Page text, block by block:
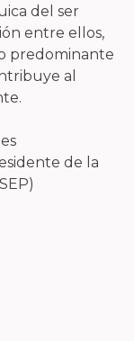
del ser
entre ellos,
predominante
al
de la